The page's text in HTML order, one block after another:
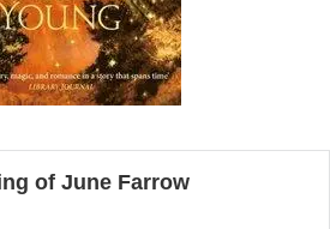
of June Farrow